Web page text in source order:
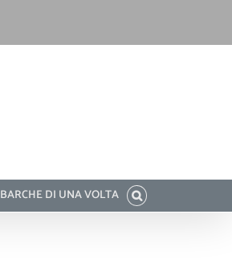
BARCHE DI UNA VOLTA